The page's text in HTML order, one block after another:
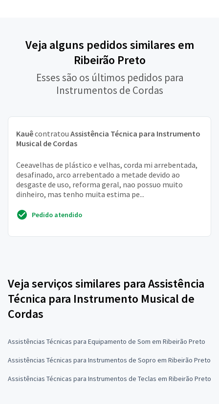
Veja alguns pedidos similares em
Ribeirão Preto
Esses são os últimos pedidos para
Instrumentos de Cordas
Kauêcontratou Assistência Técnica para Instrumento
Musical de Cordas
Ceeavelhas de plástico e velhas, corda mi arrebentada,
desafinado, arco arrebentado a metade devido ao
desgaste de uso, reforma geral, nao possuo muito
dinheiro, mas tenho muita estima pe...
Pedido atendido
Veja serviços similares para Assistência
Técnica para Instrumento Musical de
Cordas
Assistências Técnicas para Equipamento de Som em Ribeirão Preto
Assistências Técnicas para Instrumentos de Sopro em Ribeirão Preto
Assistências Técnicas para Instrumentos de Teclas em Ribeirão Preto